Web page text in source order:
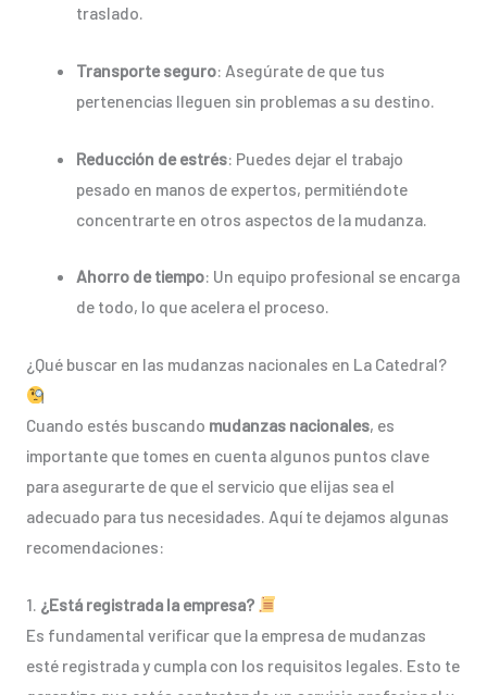
traslado.
Transporte seguro: Asegúrate de que tus
pertenencias lleguen sin problemas a su destino.
Reducción de estrés: Puedes dejar el trabajo
pesado en manos de expertos, permitiéndote
concentrarte en otros aspectos de la mudanza.
Ahorro de tiempo: Un equipo profesional se encarga
de todo, lo que acelera el proceso.
¿Qué buscar en las mudanzas nacionales en La Catedral?
Cuando estés buscando mudanzas nacionales, es
importante que tomes en cuenta algunos puntos clave
para asegurarte de que el servicio que elijas sea el
adecuado para tus necesidades. Aquí te dejamos algunas
recomendaciones:
1. ¿Está registrada la empresa?
Es fundamental verificar que la empresa de mudanzas
esté registrada y cumpla con los requisitos legales. Esto te